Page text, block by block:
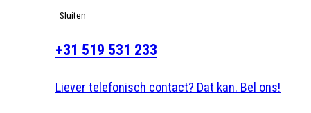
Sluiten
+31 519 531 233
Liever telefonisch contact? Dat kan. Bel ons!